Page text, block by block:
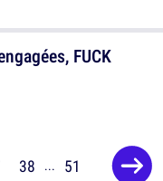
FUCK
38 ... 51